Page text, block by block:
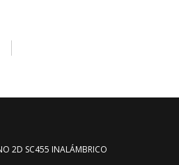
2D SC455 INALÁMBRICO